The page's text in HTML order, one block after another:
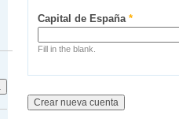
Capital de España*
Fill in the blank.